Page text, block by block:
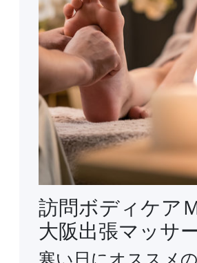
訪問ボディケア
大阪出張マッサ